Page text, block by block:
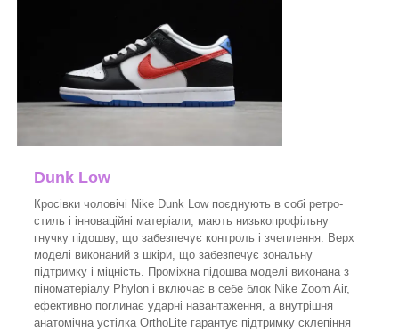
Dunk Low
Кросівки чоловічі Nike Dunk Low поєднують в собі ретро-
стиль і інноваційні матеріали, мають низькопрофільну
гнучку підошву, що забезпечує контроль і зчеплення. Верх
моделі виконаний з шкіри, що забезпечує зональну
підтримку і міцність. Проміжна підошва моделі виконана з
піноматеріалу Phylon і включає в себе блок Nike Zoom Air,
ефективно поглинає ударні навантаження, а внутрішня
анатомічна устілка OrthoLite гарантує підтримку склепіння